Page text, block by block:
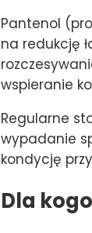
Pantenol
na redukcję
wspieranie
Regularne
wypadanie
kondycję
Dla kogo